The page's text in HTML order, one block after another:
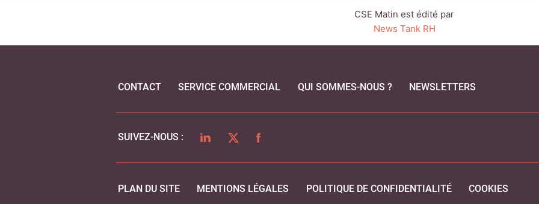
CSE Matin est édité par
News Tank RH
CONTACT SERVICE COMMERCIAL QUI SOMMES-NOUS ? NEWSLETTERS
SUIVEZ-NOUS : LINKEDINTWITTERFACEBOOK
PLAN DU SITE MENTIONS LÉGALES POLITIQUE DE CONFIDENTIALITÉ COOKIES